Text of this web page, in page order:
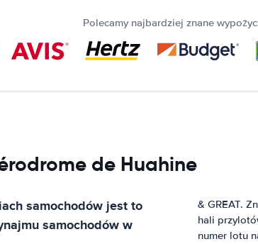
Polecamy najbardziej znane
de Huahine
samochodów jest to
samochodów w
& GREAT.
hali
numer lotu